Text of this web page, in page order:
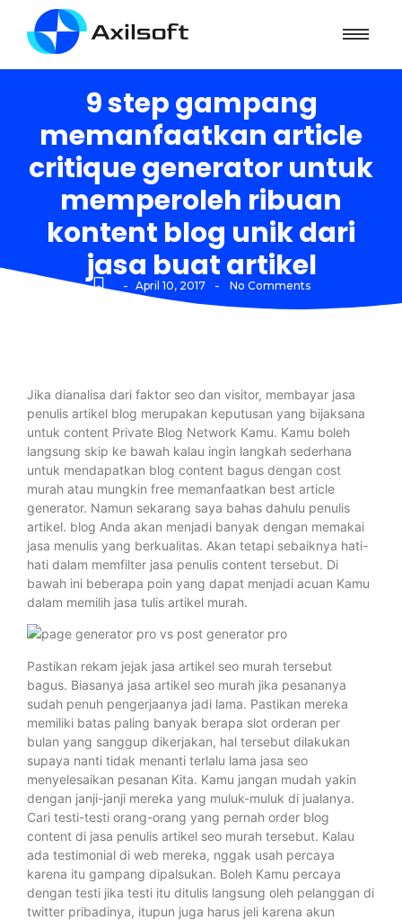
9 step gampang
memanfaatkan article
critique generator untuk
memperoleh ribuan
kontent blog unik dari
jasa buat artikel
- April 10, 2017 - No Comments
Jika dianalisa dari faktor seo dan visitor, membayar jasa
penulis artikel blog merupakan keputusan yang bijaksana
untuk content Private Blog Network Kamu. Kamu boleh
langsung skip ke bawah kalau ingin langkah sederhana
untuk mendapatkan blog content bagus dengan cost
murah atau mungkin free memanfaatkan best article
generator. Namun sekarang saya bahas dahulu penulis
artikel. blog Anda akan menjadi banyak dengan memakai
jasa menulis yang berkualitas. Akan tetapi sebaiknya hati-
hati dalam memfilter jasa penulis content tersebut. Di
bawah ini beberapa poin yang dapat menjadi acuan Kamu
dalam memilih jasa tulis artikel murah.
Pastikan rekam jejak jasa artikel seo murah tersebut
bagus. Biasanya jasa artikel seo murah jika pesananya
sudah penuh pengerjaanya jadi lama. Pastikan mereka
memiliki batas paling banyak berapa slot orderan per
bulan yang sanggup dikerjakan, hal tersebut dilakukan
supaya nanti tidak menanti terlalu lama jasa seo
menyelesaikan pesanan Kita. Kamu jangan mudah yakin
dengan janji-janji mereka yang muluk-muluk di jualanya.
Cari testi-testi orang-orang yang pernah order blog
content di jasa penulis artikel seo murah tersebut. Kalau
ada testimonial di web mereka, nggak usah percaya
karena itu gampang dipalsukan. Boleh Kamu percaya
dengan testi jika testi itu ditulis langsung oleh pelanggan di
twitter pribadinya, itupun juga harus jeli karena akun